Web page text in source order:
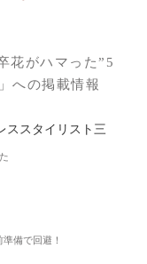
花がハマった”5
への掲載情報
ススタイリスト三
備で回避！